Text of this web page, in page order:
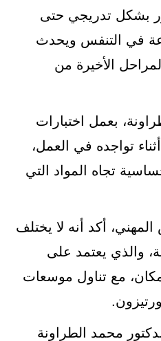
بشكل تدريجي حتى
في التنفس ويحدث
الأخيرة من
بعمل اختبارات
تواجده في العمل،
تجاه المواد التي
أكد أنه لا يختلف
والذي يعتمد على
مع تناول موسعات
محمد الطراونة